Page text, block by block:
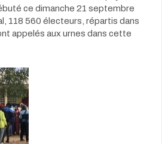
ce dimanche 21 septembre
118 560 électeurs, répartis dans
appelés aux urnes dans cette